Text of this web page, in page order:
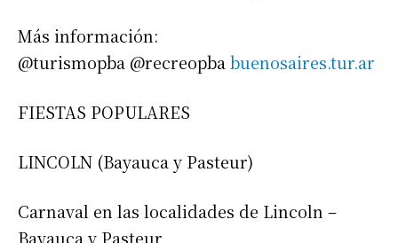
Más información:
@turismopba @recreopbabuenosaires.tur.ar
FIESTAS POPULARES
LINCOLN (Bayauca y Pasteur)
Carnaval en las localidades de Lincoln –
Bayauca y Pasteur